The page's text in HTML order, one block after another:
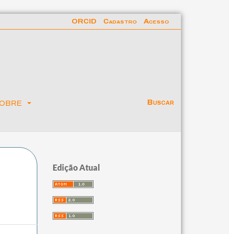
Buscar
ORCID Cadastro Acesso
Edição Atual